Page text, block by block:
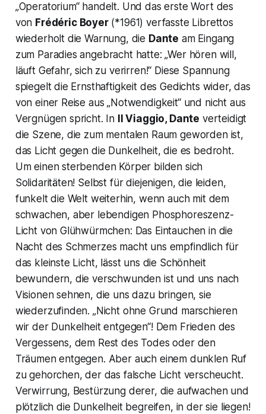
„Operatorium“handelt. Und das erste Wort des
von Frédéric Boyer(*1961) verfasste Librettos
wiederholt die Warnung, die Dante am Eingang
zum Paradies angebracht hatte:„Wer hören will,
läuft Gefahr, sich zu verirren!“ Diese Spannung
spiegelt die Ernsthaftigkeit des Gedichts wider, das
von einer Reise aus„Notwendigkeit“und nicht aus
Vergnügen spricht. In
Il Viaggio, Dante verteidigt
die Szene, die zum mentalen Raum geworden ist,
das Licht gegen die Dunkelheit, die es bedroht.
Um einen sterbenden Körper bilden sich
Solidaritäten! Selbst für diejenigen, die leiden,
funkelt die Welt weiterhin, wenn auch mit dem
schwachen, aber lebendigen Phosphoreszenz-
Licht von Glühwürmchen: Das Eintauchen in die
Nacht des Schmerzes macht uns empfindlich für
das kleinste Licht, lässt uns die Schönheit
bewundern, die verschwunden ist und uns nach
Visionen sehnen, die uns dazu bringen, sie
wiederzufinden. „Nicht ohne Grund marschieren
wir der Dunkelheit entgegen“!Dem Frieden des
Vergessens, dem Rest des Todes oder den
Träumen entgegen. Aber auch einem dunklen Ruf
zu gehorchen, der das falsche Licht verscheucht.
Verwirrung, Bestürzung derer, die aufwachen und
plötzlich die Dunkelheit begreifen, in der sie liegen!